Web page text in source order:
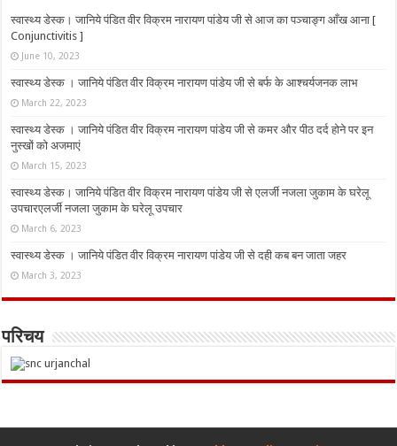
स्वास्थ्य डेस्क। जानिये पंडित वीर विक्रम नारायण पांडेय जी से आज का पञ्चाङ्ग आँख आना [
Conjunctivitis ]
June 10, 2023
स्वास्थ्य डेस्क । जानिये पंडित वीर विक्रम नारायण पांडेय जी से बर्फ के आश्चर्यजनक लाभ
March 22, 2023
स्वास्थ्य डेस्क । जानिये पंडित वीर विक्रम नारायण पांडेय जी से कमर और पीठ दर्द होने पर इन
नुस्‍खों को अजमाएं
March 15, 2023
स्वास्थ्य डेस्क। जानिये पंडित वीर विक्रम नारायण पांडेय जी से एलर्जी नजला जुकाम के घरेलू
उपचारएलर्जी नजला जुकाम के घरेलू उपचार
March 6, 2023
स्वास्थ्य डेस्क । जानिये पंडित वीर विक्रम नारायण पांडेय जी से दही कब बन जाता जहर
March 3, 2023
परिचय